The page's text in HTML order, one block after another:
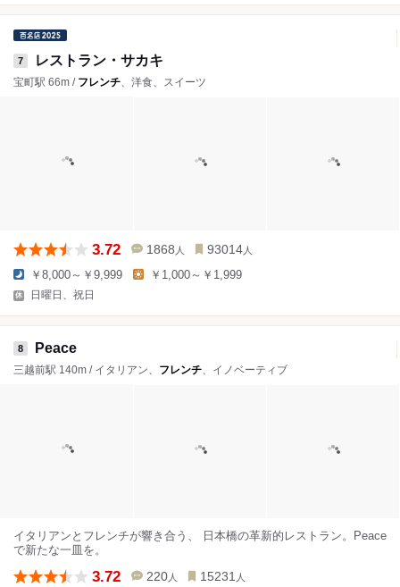
7 レストラン・サカキ
宝町駅 66m / フレンチ、洋食、スイーツ
3.72 1868 人 93014 人
￥8,000～￥9,999 ￥1,000～￥1,999
日曜日、祝日
8 Peace
三越前駅 140m / イタリアン、 フレンチ、イノベーティブ
イタリアンとフレンチが響き合う、 日本橋の革新的レストラン。Peace
で新たな一皿を。
3.72 220 人 15231 人